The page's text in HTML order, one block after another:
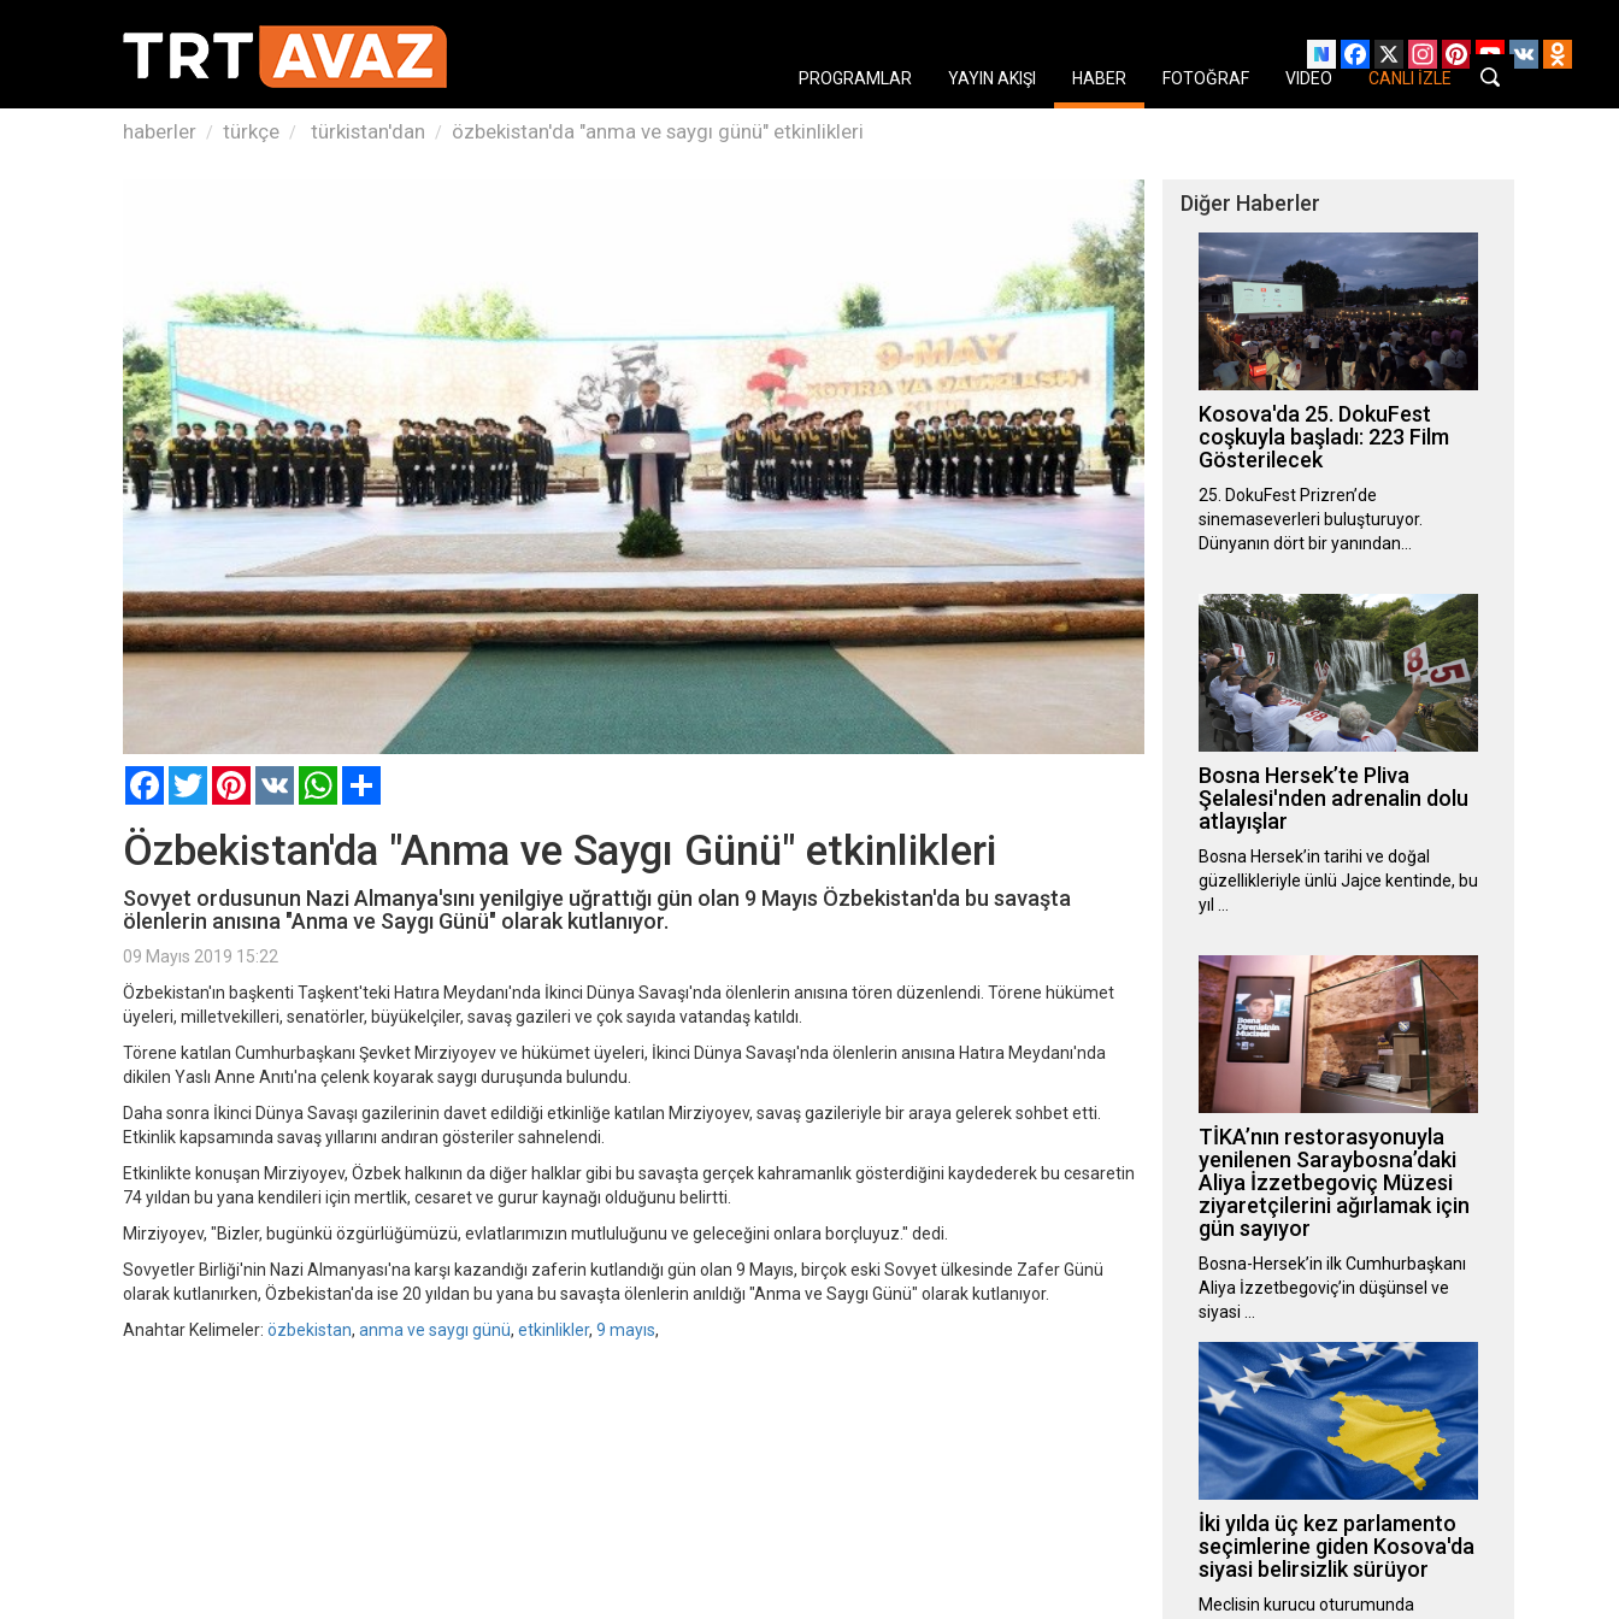
Facebook
X Instagram
PinterestYouTube
VK
PROGRAMLAR
YAYIN AKIŞI HABER FOTOĞRAF VIDEO CANLI İZLE
haberler türkçe türkistan'dan özbekistan'da "anma ve saygı günü" etkinlikleri
FacebookTwitterPinterest
VK WhatsApp
Özbekistan'da "Anma ve Saygı Günü" etkinlikleri
Sovyet ordusunun Nazi Almanya'sını yenilgiye uğrattığı gün olan 9 Mayıs Özbekistan'da bu savaşta
ölenlerin anısına "Anma ve Saygı Günü" olarak kutlanıyor.
09 Mayıs 2019 15:22
Özbekistan'ın başkenti Taşkent'teki Hatıra Meydanı'nda İkinci Dünya Savaşı'nda ölenlerin anısına tören düzenlendi. Törene hükümet
üyeleri, milletvekilleri, senatörler, büyükelçiler, savaş gazileri ve çok sayıda vatandaş katıldı.
Törene katılan Cumhurbaşkanı Şevket Mirziyoyev ve hükümet üyeleri, İkinci Dünya Savaşı'nda ölenlerin anısına Hatıra Meydanı'nda
dikilen Yaslı Anne Anıtı'na çelenk koyarak saygı duruşunda bulundu.
Daha sonra İkinci Dünya Savaşı gazilerinin davet edildiği etkinliğe katılan Mirziyoyev, savaş gazileriyle bir araya gelerek sohbet etti.
Etkinlik kapsamında savaş yıllarını andıran gösteriler sahnelendi.
Etkinlikte konuşan Mirziyoyev, Özbek halkının da diğer halklar gibi bu savaşta gerçek kahramanlık gösterdiğini kaydederek bu cesaretin
74 yıldan bu yana kendileri için mertlik, cesaret ve gurur kaynağı olduğunu belirtti.
Mirziyoyev, "Bizler, bugünkü özgürlüğümüzü, evlatlarımızın mutluluğunu ve geleceğini onlara borçluyuz." dedi.
Sovyetler Birliği'nin Nazi Almanyası'na karşı kazandığı zaferin kutlandığı gün olan 9 Mayıs, birçok eski Sovyet ülkesinde Zafer Günü
olarak kutlanırken, Özbekistan'da ise 20 yıldan bu yana bu savaşta ölenlerin anıldığı "Anma ve Saygı Günü" olarak kutlanıyor.
Anahtar Kelimeler: özbekistan, anma ve saygı günü, etkinlikler, 9 mayıs,
Diğer Haberler
Kosova'da 25. DokuFest
coşkuyla başladı: 223 Film
Gösterilecek
25. DokuFest Prizren’de
sinemaseverleri buluşturuyor.
Dünyanın dört bir yanından…
Bosna Hersek’te Pliva
Şelalesi'nden adrenalin dolu
atlayışlar
Bosna Hersek’in tarihi ve doğal
güzellikleriyle ünlü Jajce kentinde, bu
yıl …
TİKA’nın restorasyonuyla
yenilenen Saraybosna’daki
Aliya İzzetbegoviç Müzesi
ziyaretçilerini ağırlamak için
gün sayıyor
Bosna-Hersek’in ilk Cumhurbaşkanı
Aliya İzzetbegoviç’in düşünsel ve
siyasi …
İki yılda üç kez parlamento
seçimlerine giden Kosova'da
siyasi belirsizlik sürüyor
Meclisin kurucu oturumunda